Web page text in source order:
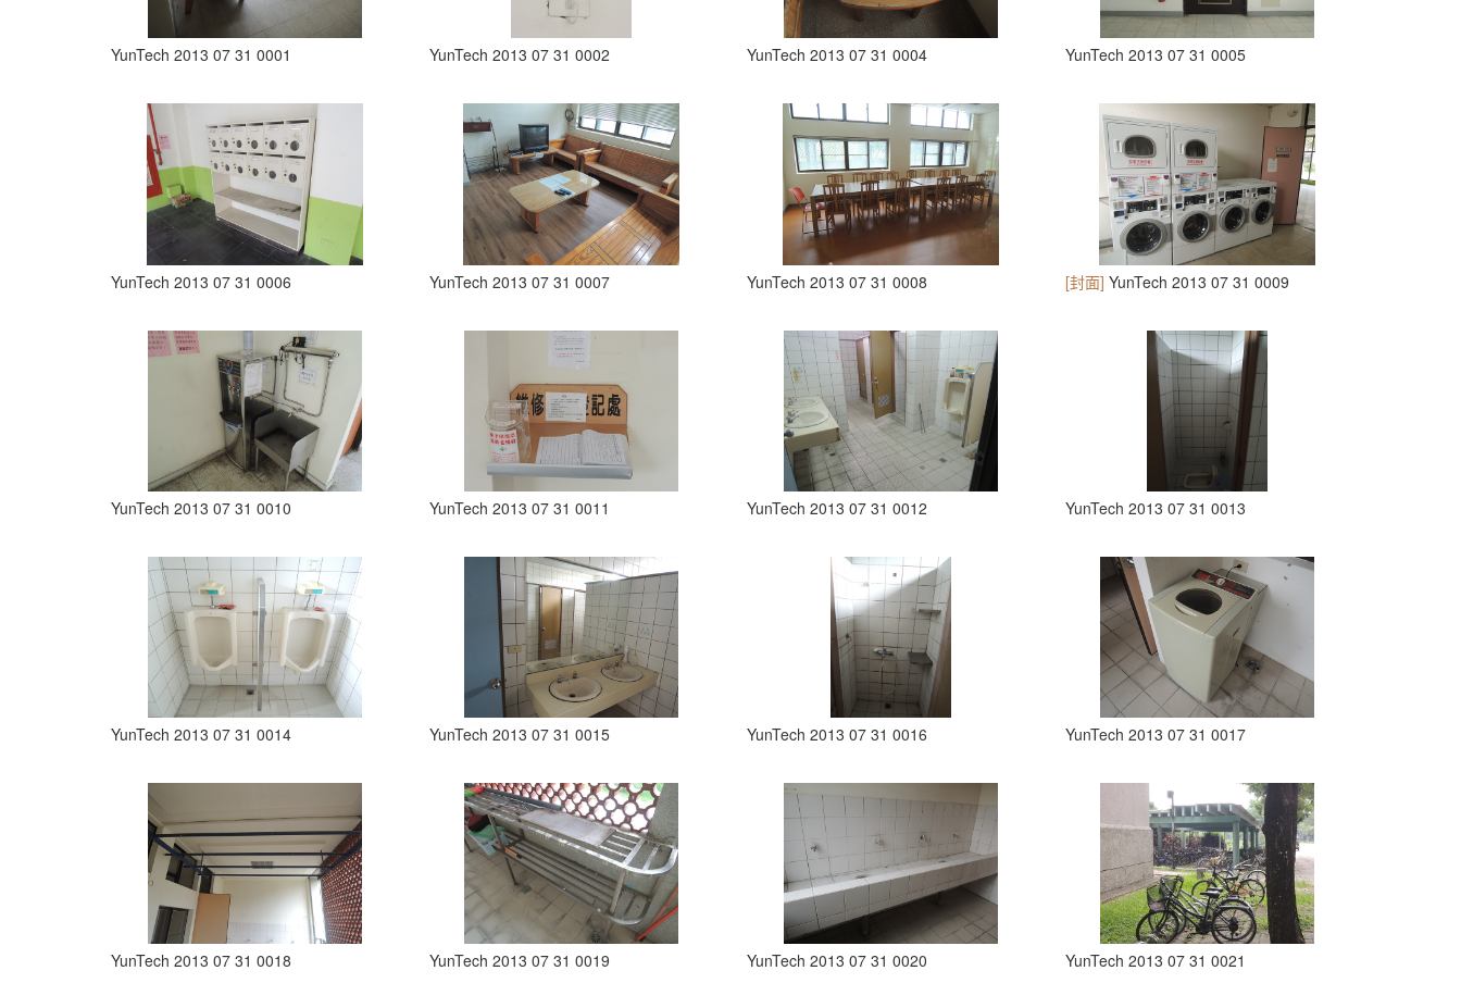
YunTech 2013 07 31 0001 YunTech 2013 07 31 0002 YunTech 2013 07 31 0004 YunTech 2013 07 31 0005
YunTech 2013 07 31 0006 YunTech 2013 07 31 0007 YunTech 2013 07 31 0008 [封面] YunTech 2013 07 31 0009
YunTech 2013 07 31 0010 YunTech 2013 07 31 0011 YunTech 2013 07 31 0012 YunTech 2013 07 31 0013
YunTech 2013 07 31 0014 YunTech 2013 07 31 0015 YunTech 2013 07 31 0016 YunTech 2013 07 31 0017
YunTech 2013 07 31 0018 YunTech 2013 07 31 0019 YunTech 2013 07 31 0020 YunTech 2013 07 31 0021